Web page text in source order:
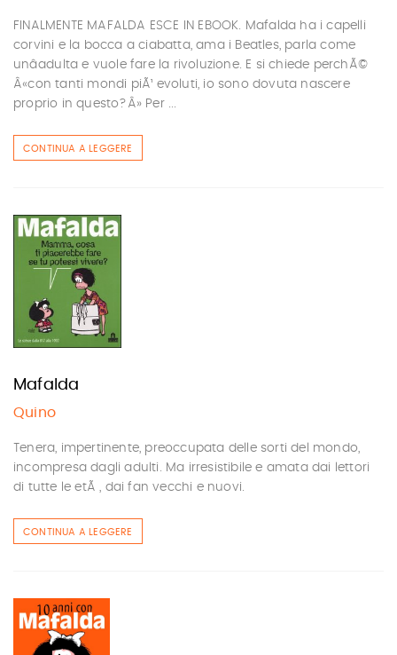
FINALMENTE MAFALDA ESCE IN EBOOK. Mafalda ha i capelli
corvini e la bocca a ciabatta, ama i Beatles, parla come
unâadulta e vuole fare la rivoluzione. E si chiede perchÃ©
Â«con tanti mondi piÃ¹ evoluti, io sono dovuta nascere
proprio in questo?Â» Per ...
CONTINUA A LEGGERE
Mafalda
Quino
Tenera, impertinente, preoccupata delle sorti del mondo,
incompresa dagli adulti. Ma irresistibile e amata dai lettori
di tutte le etÃ , dai fan vecchi e nuovi.
CONTINUA A LEGGERE